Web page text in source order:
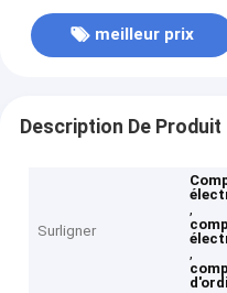
meilleur prix
Description De Produit
Surligner
,
,